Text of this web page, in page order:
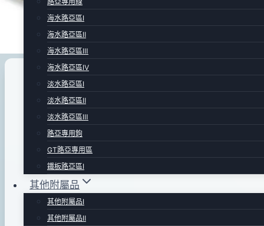
海水路亞區Ⅰ
海水路亞區Ⅱ
海水路亞區Ⅲ
海水路亞區Ⅳ
淡水路亞區Ⅰ
淡水路亞區Ⅱ
淡水路亞區Ⅲ
路亞專用鉤
GT路亞專用區
鐵板路亞區Ⅰ
其他附屬品
其他附屬品Ⅰ
其他附屬品Ⅱ
路亞專用線|路亞專賣區
VARIVAS 雷魚線-黃
pro-
shop
年
01